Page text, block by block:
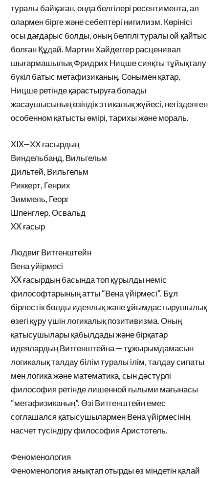
туралы байқаған, онда белгілері ресентимента, ал
олармен бірге және себептері нигилизм. Көрінісі
осы дағдарыс болды, оның белгілі туралы ой қайтыс
болған Құдай. Мартин Хайдеггер расценивал
шығармашылық Фридрих Ницше сияқты тұйықталу
бүкіл батыс метафизиканың. Сонымен қатар,
Ницше ретінде қарастыруға болады
жасаушысының өзіндік этикалық жүйесі, негізделген
особенном қатысты өмірі, тарихы және мораль.
XIX—ХХ ғасырдың
Виндельбанд, Вильгельм
Дильтей, Вильгельм
Риккерт, Генрих
Зиммель, Георг
Шпенглер, Освальд
XX ғасыр
Людвиг Витгенштейн
Вена үйірмесі
XX ғасырдың басында топ құрылды неміс
философтарының атты “Вена үйірмесі”. Бұл
бірлестік болды идеялық және ұйымдастырушылық
өзегі құру үшін логикалық позитивизма. Оның
қатысушылары қабылдады және бірқатар
идеялардың Витгенштейна — тұжырымдамасын
логикалық талдау білім туралы ілім, талдау сипаты
мен логика және математика, сын дәстүрлі
философия ретінде лишенной ғылыми мағынасы
“метафизиканың”. Өзі Витгенштейн емес
соглашался қатысушылармен Вена үйірмесінің
насчет түсіндіру философия Аристотель.
Феноменология
Феноменология анықтап отырды өз міндетін қалай